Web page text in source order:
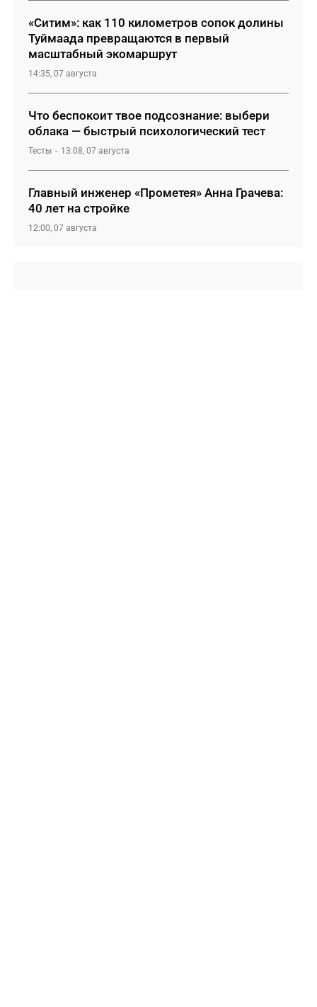
«Ситим»: как 110 километров сопок долины
Туймаада превращаются в первый
масштабный экомаршрут
14:35, 07 августа
Что беспокоит твое подсознание: выбери
облака — быстрый психологический тест
Тесты 13:08, 07 августа
Главный инженер «Прометея» Анна Грачева:
40 лет на стройке
12:00, 07 августа